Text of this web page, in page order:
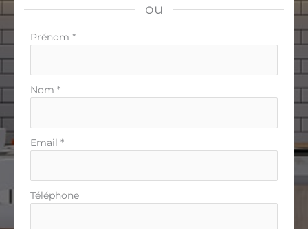
ou
Formulaire
Prénom *
Nom *
Email *
Téléphone